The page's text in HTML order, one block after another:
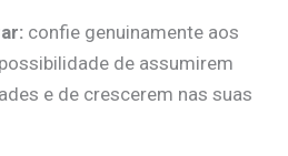
confie genuinamente aos
de assumirem
e de crescerem nas suas